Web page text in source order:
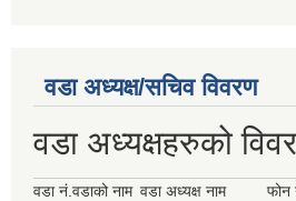
वडा अध्यक्ष/सचिव विवरण
वडा अध्यक्षहरुको
वडा नं. वडाको नाम वडा अध्यक्ष नाम
फोन